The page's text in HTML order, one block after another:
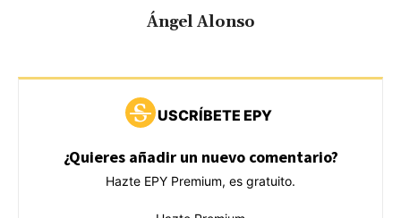
Ángel Alonso
USCRÍBETE EPY
¿Quieres añadir un nuevo comentario?
Hazte EPY Premium, es gratuito.